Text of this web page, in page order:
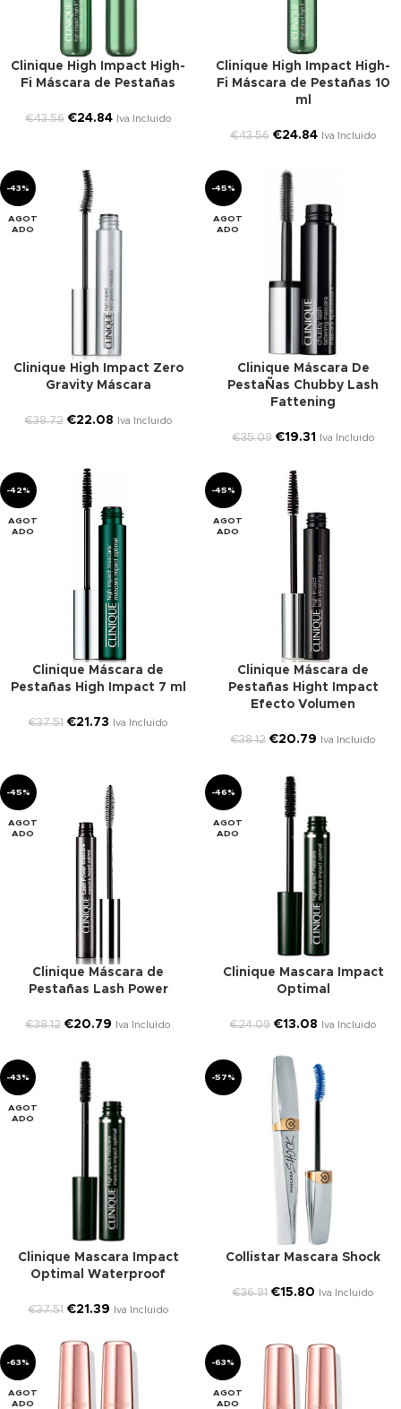
Clinique High Impact High-
Fi Máscara de Pestañas
€43.56 €24.84 Iva Incluido
Clinique High Impact High-
Fi Máscara de Pestañas 10
ml
€43.56 €24.84 Iva Incluido
-43%
AGOT
ADO
Clinique High Impact Zero
Gravity Máscara
€38.72 €22.08 Iva Incluido
-45%
AGOT
ADO
Clinique Máscara De
PestaÑas Chubby Lash
Fattening
€35.09 €19.31 Iva Incluido
-42%
AGOT
ADO
Clinique Máscara de
Pestañas High Impact 7 ml
€37.51 €21.73 Iva Incluido
-45%
AGOT
ADO
Clinique Máscara de
Pestañas Hight Impact
Efecto Volumen
€38.12 €20.79 Iva Incluido
-45%
AGOT
ADO
Clinique Máscara de
Pestañas Lash Power
€38.12 €20.79 Iva Incluido
-46%
AGOT
ADO
Clinique Mascara Impact
Optimal
€24.09 €13.08 Iva Incluido
-43%
AGOT
ADO
Clinique Mascara Impact
Optimal Waterproof
€37.51 €21.39 Iva Incluido
-57%
Collistar Mascara Shock
€36.91 €15.80 Iva Incluido
-63%
AGOT
ADO
-63%
AGOT
ADO